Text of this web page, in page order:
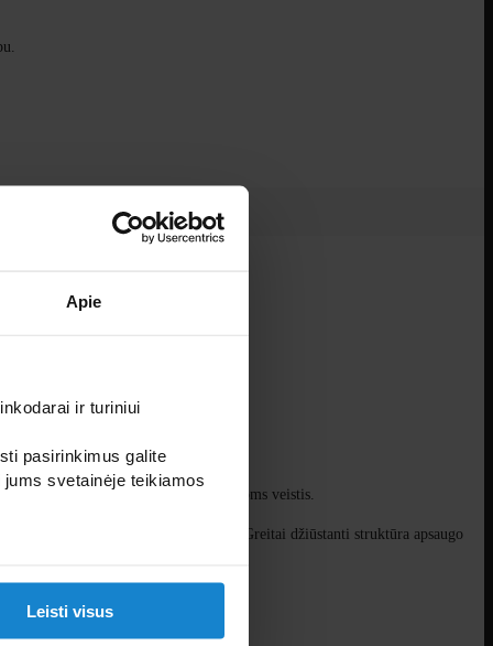
Apie
ir turiniui
pasirinkimus galite
svetainėje teikiamos
Leisti visus
dirvos mikrobams ir bakterijoms veistis.
pagalvėlė nesijaučia karštas. Greitai džiūstanti struktūra apsaugo